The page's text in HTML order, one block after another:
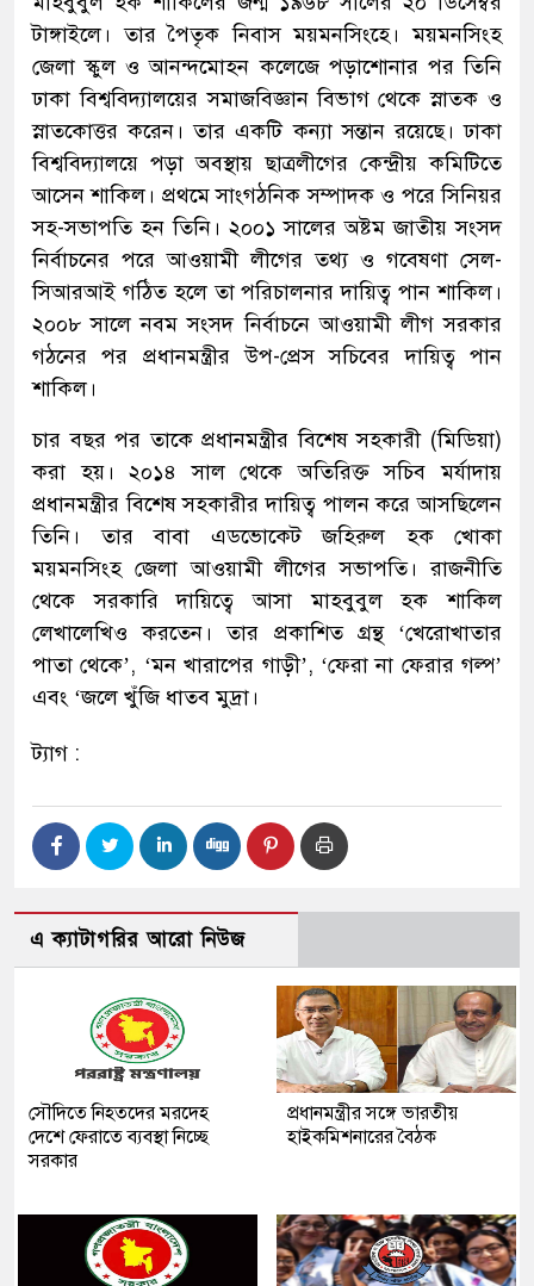
টাঙ্গাইলে। তার পৈতৃক নিবাস ময়মনসিংহে। ময়মনসিংহ
জেলা স্কুল ও আনন্দমোহন কলেজে পড়াশোনার পর তিনি
ঢাকা বিশ্ববিদ্যালয়ের সমাজবিজ্ঞান বিভাগ থেকে স্নাতক ও
স্নাতকোত্তর করেন। তার একটি কন্যা সন্তান রয়েছে। ঢাকা
বিশ্ববিদ্যালয়ে পড়া অবস্থায় ছাত্রলীগের কেন্দ্রীয় কমিটিতে
আসেন শাকিল। প্রথমে সাংগঠনিক সম্পাদক ও পরে সিনিয়র
সহ-সভাপতি হন তিনি। ২০০১ সালের অষ্টম জাতীয় সংসদ
নির্বাচনের পরে আওয়ামী লীগের তথ্য ও গবেষণা সেল-
সিআরআই গঠিত হলে তা পরিচালনার দায়িত্ব পান শাকিল।
২০০৮ সালে নবম সংসদ নির্বাচনে আওয়ামী লীগ সরকার
গঠনের পর প্রধানমন্ত্রীর উপ-প্রেস সচিবের দায়িত্ব পান
শাকিল।
চার বছর পর তাকে প্রধানমন্ত্রীর বিশেষ সহকারী (মিডিয়া)
করা হয়। ২০১৪ সাল থেকে অতিরিক্ত সচিব মর্যাদায়
প্রধানমন্ত্রীর বিশেষ সহকারীর দায়িত্ব পালন করে আসছিলেন
তিনি। তার বাবা এডভোকেট জহিরুল হক খোকা
ময়মনসিংহ জেলা আওয়ামী লীগের সভাপতি। রাজনীতি
থেকে সরকারি দায়িত্বে আসা মাহবুবুল হক শাকিল
লেখালেখিও করতেন। তার প্রকাশিত গ্রন্থ ‘খেরোখাতার
পাতা থেকে’, ‘মন খারাপের গাড়ী’, ‘ফেরা না ফেরার গল্প’
এবং ‘জলে খুঁজি ধাতব মুদ্রা।
ট্যাগ :
এ ক্যাটাগরির আরো নিউজ
সৌদিতে নিহতদের মরদেহ
দেশে ফেরাতে ব্যবস্থা নিচ্ছে
সরকার
প্রধানমন্ত্রীর সঙ্গে ভারতীয়
হাইকমিশনারের বৈঠক